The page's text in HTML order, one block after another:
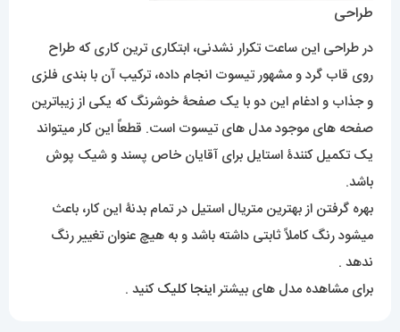
طراحی
در طراحی این ساعت تکرار نشدنی، ابتکاری ترین کاری که طراح
روی قاب گرد و مشهور تیسوت انجام داده، ترکیب آن با بندی فلزی
و جذاب و ادغام این دو با یک صفحۀ خوشرنگ که یکی از زیباترین
صفحه های موجود مدل های تیسوت است. قطعاً این کار میتواند
یک تکمیل کنندۀ استایل برای آقایان خاص پسند و شیک پوش
باشد.
بهره گرفتن از بهترین متریال استیل در تمام بدنۀ این کار، باعث
میشود رنگ کاملاً ثابتی داشته باشد و به هیچ عنوان تغییر رنگ
ندهد .
برای مشاهده مدل های بیشتراینجا کلیککنید .